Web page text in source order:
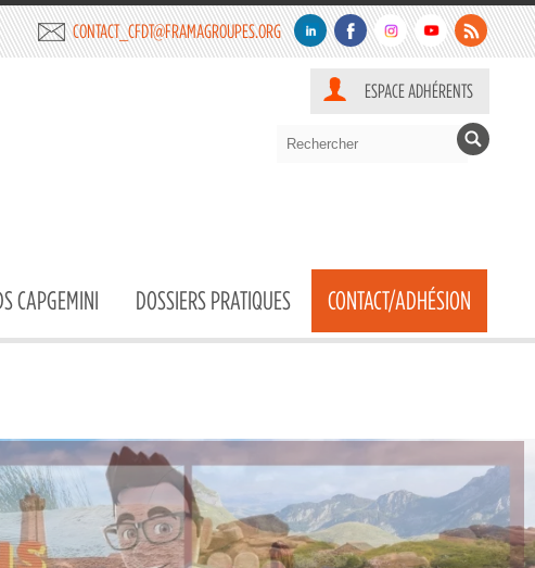
CONTACT_CFDT@FRAMAGROUPES.ORG
ESPACE ADHÉRENTS
CAPGEMINI DOSSIERS PRATIQUES CONTACT/ADHÉSION